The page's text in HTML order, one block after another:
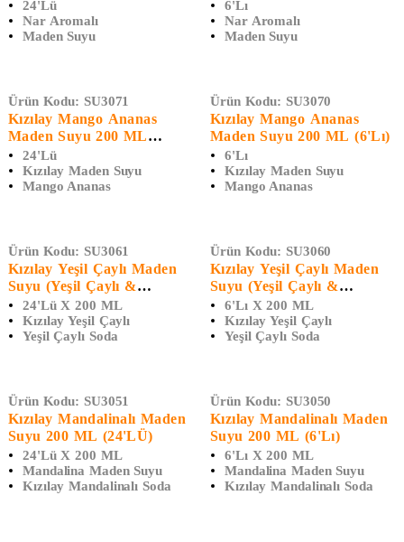
24'lü
Nar Aromalı
Maden Suyu
6'lı
Nar Aromalı
Maden Suyu
Ürün Kodu: SU3071
Kızılay Mango Ananas
Maden Suyu 200 ML
(24'Lü)
24'lü
Kızılay Maden Suyu
Mango Ananas
Ürün Kodu: SU3070
Kızılay Mango Ananas
Maden Suyu 200 ML (6'lı)
6'lı
Kızılay Maden Suyu
Mango Ananas
Ürün Kodu: SU3061
Kızılay Yeşil Çaylı Maden
Suyu (Yeşil Çaylı &
Ginsengli Limon Aromalı
200 ML (24'LÜ)
24'lü X 200 ML
Kızılay Yeşil Çaylı
Yeşil Çaylı Soda
Ürün Kodu: SU3060
Kızılay Yeşil Çaylı Maden
Suyu (Yeşil Çaylı &
Ginsengli Limon Aromalı
200 ML (6'lı)
6'lı X 200 ML
Kızılay Yeşil Çaylı
Yeşil Çaylı Soda
Ürün Kodu: SU3051
Kızılay Mandalinalı Maden
Suyu 200 ML (24'LÜ)
24'lü X 200 ML
Mandalina Maden Suyu
Kızılay Mandalinalı Soda
Ürün Kodu: SU3050
Kızılay Mandalinalı Maden
Suyu 200 ML (6'lı)
6'lı X 200 ML
Mandalina Maden Suyu
Kızılay Mandalinalı Soda